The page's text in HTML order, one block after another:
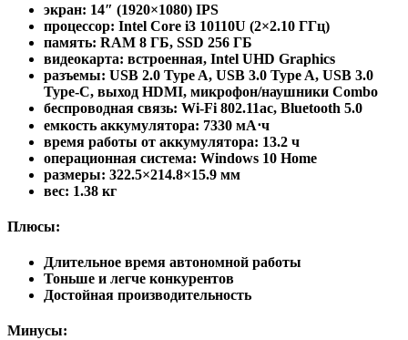
экран: 14″ (1920×1080) IPS
процессор: Intel Core i3 10110U (2×2.10 ГГц)
память: RAM 8 ГБ, SSD 256 ГБ
видеокарта: встроенная, Intel UHD Graphics
разъемы: USB 2.0 Type A, USB 3.0 Type A, USB 3.0
Type-С, выход HDMI, микрофон/наушники Combo
беспроводная связь: Wi-Fi 802.11ac, Bluetooth 5.0
емкость аккумулятора: 7330 мА⋅ч
время работы от аккумулятора: 13.2 ч
операционная система: Windows 10 Home
pазмеры: 322.5×214.8×15.9 мм
вес: 1.38 кг
Плюсы:
Длительное время автономной работы
Тоньше и легче конкурентов
Достойная производительность
Минусы: